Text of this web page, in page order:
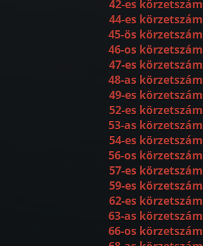
42-es körzetszám
44-es körzetszám
45-ös körzetszám
46-os körzetszám
47-es körzetszám
48-as körzetszám
49-es körzetszám
52-es körzetszám
53-as körzetszám
54-es körzetszám
56-os körzetszám
57-es körzetszám
59-es körzetszám
62-es körzetszám
63-as körzetszám
66-os körzetszám